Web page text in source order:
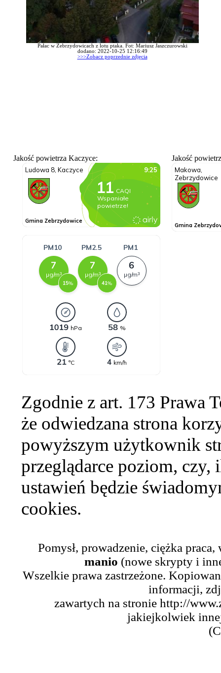
Pałac w Zebrzydowicach z lotu ptaka. Fot: Mariusz Jaszczurowski
dodano: 2022-10-25 12:16:49
>>>Zobacz poprzednie zdjęcia
Jakość powietrza Kaczyce: Jakość
Zgodnie z art. 173 Prawa
że odwiedzana strona
powyższym użytkownik
przeglądarce poziom,
ustawień będzie
cookies.
Pomysł, prowadzenie, ciężka
manio (nowe skrypty i
Wszelkie prawa zastrzeżone.
informacji,
zawartych na stronie http://
jakiejkolwiek